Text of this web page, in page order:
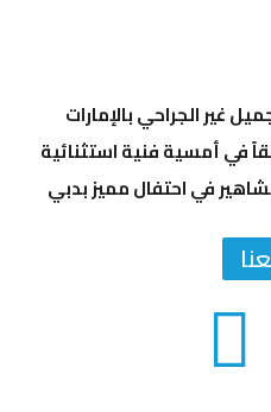
غير الجراحي بالإمارات
في أمسية فنية استثنائية
في احتفال مميز بدبي